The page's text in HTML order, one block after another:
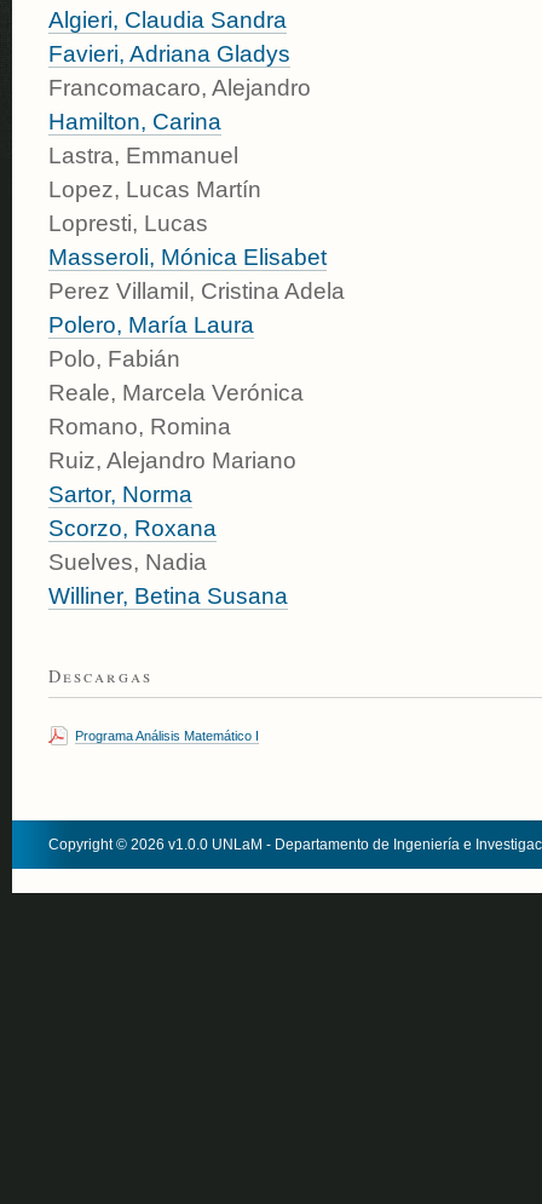
Algieri, Claudia Sandra
Favieri, Adriana Gladys
Francomacaro, Alejandro
Hamilton, Carina
Lastra, Emmanuel
Lopez, Lucas Martín
Lopresti, Lucas
Masseroli, Mónica Elisabet
Perez Villamil, Cristina Adela
Polero, María Laura
Polo, Fabián
Reale, Marcela Verónica
Romano, Romina
Ruiz, Alejandro Mariano
Sartor, Norma
Scorzo, Roxana
Suelves, Nadia
Williner, Betina Susana
Descargas
Programa Análisis Matemático I
Copyright © 2026 v1.0.0 UNLaM - Departamento de Ingeniería e